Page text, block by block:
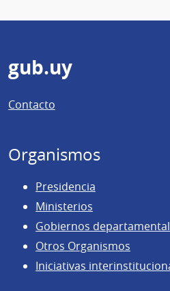
Pie
de
página
gub.uy
Contacto
Organismos
Presidencia
Ministerios
Gobiernos
Otros Organismos
Iniciativas